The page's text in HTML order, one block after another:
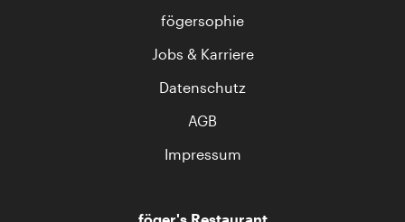
fögersophie
Jobs & Karriere
Datenschutz
AGB
Impressum